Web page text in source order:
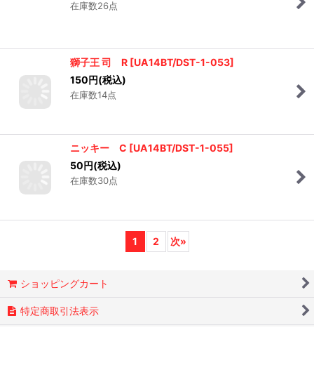
50円(税込)
獅子王 司 R
150円(税込)
ニッキー C
ショッピングカート